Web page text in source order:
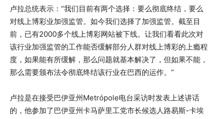
卢拉总统表示：“我们目前有两个选择：要么彻底终结，要么
对线上博彩业加强监管。如今我们选择了加强监管。截至目
前，已有2000多个线上博彩网站被下线。让我们看看此次对
该行业加强监管的工作能否缓解部分人群对线上博彩的上瘾程
度，如果能有所缓解，那么问题就基本解决了，但如果不能，
那么需要颁布法令彻底终结该行业在巴西的运作。”
卢拉是在接受巴伊亚州Metrópole电台采访时发表上述讲话
的，他参加了巴伊亚州卡马萨里工党市长候选人路易斯-卡埃